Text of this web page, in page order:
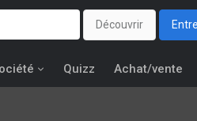
Découvrir
Quizz Achat/vente